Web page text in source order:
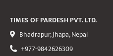
TIMES OF PARDESH PVT. LTD.
Bhadrapur, Jhapa, Nepal
+977-9842626309